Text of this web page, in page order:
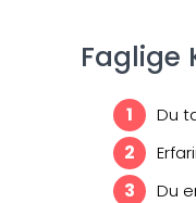
Faglige
Du
Du